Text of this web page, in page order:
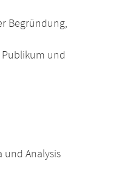
Begründung,
und
Analysis